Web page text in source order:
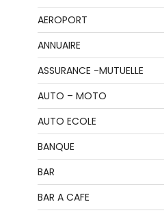
AEROPORT
ANNUAIRE
ASSURANCE -MUTUELLE
AUTO – MOTO
AUTO ECOLE
BANQUE
BAR
BAR A CAFE